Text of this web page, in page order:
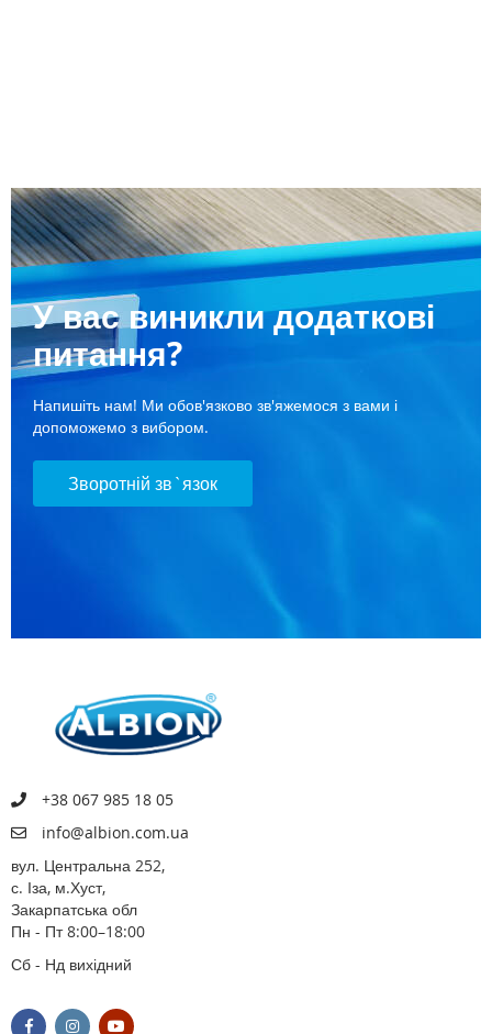
У вас виникли додаткові
питання?
Напишіть нам! Ми обов'язково зв'яжемося з вами і
допоможемо з вибором.
Зворотній зв`язок
+38 067 985 18 05
info@albion.com.ua
вул. Центральна 252,
с. Іза, м.Хуст,
Закарпатська обл
Пн - Пт 8:00–18:00
Сб - Нд вихідний